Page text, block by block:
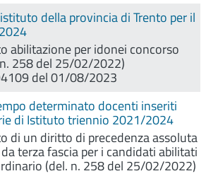
della provincia di Trento per il
abilitazione per idonei concorso
258 del 25/02/2022)
del 01/08/2023
determinato docenti inseriti
di Istituto triennio 2021/2024
di un diritto di precedenza assoluta
terza fascia per i candidati abilitati
(del. n. 258 del 25/02/2022)